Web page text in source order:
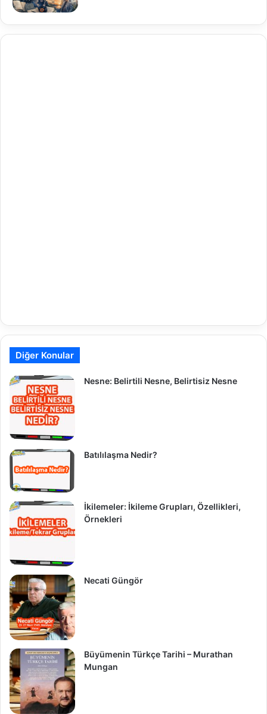
Diğer Konular
Nesne: Belirtili Nesne, Belirtisiz Nesne
Batılılaşma Nedir?
İkilemeler: İkileme Grupları, Özellikleri,
Örnekleri
Necati Güngör
Büyümenin Türkçe Tarihi – Murathan
Mungan